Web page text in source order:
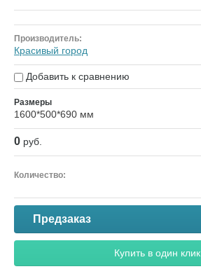
Производитель:
Красивый город
Добавить к сравнению
Размеры
1600*500*690 мм
0 руб.
Количество:
Предзаказ
Купить в один клик